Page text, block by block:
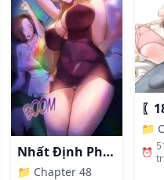
Nhất Định Phải Là Chị Ấy
📁 Chapter 48
📁
⏰